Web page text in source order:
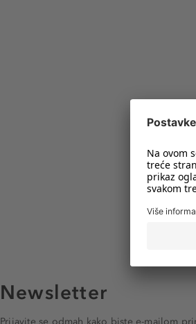
Newsletter
Prijavite se odmah kako biste e-mailom